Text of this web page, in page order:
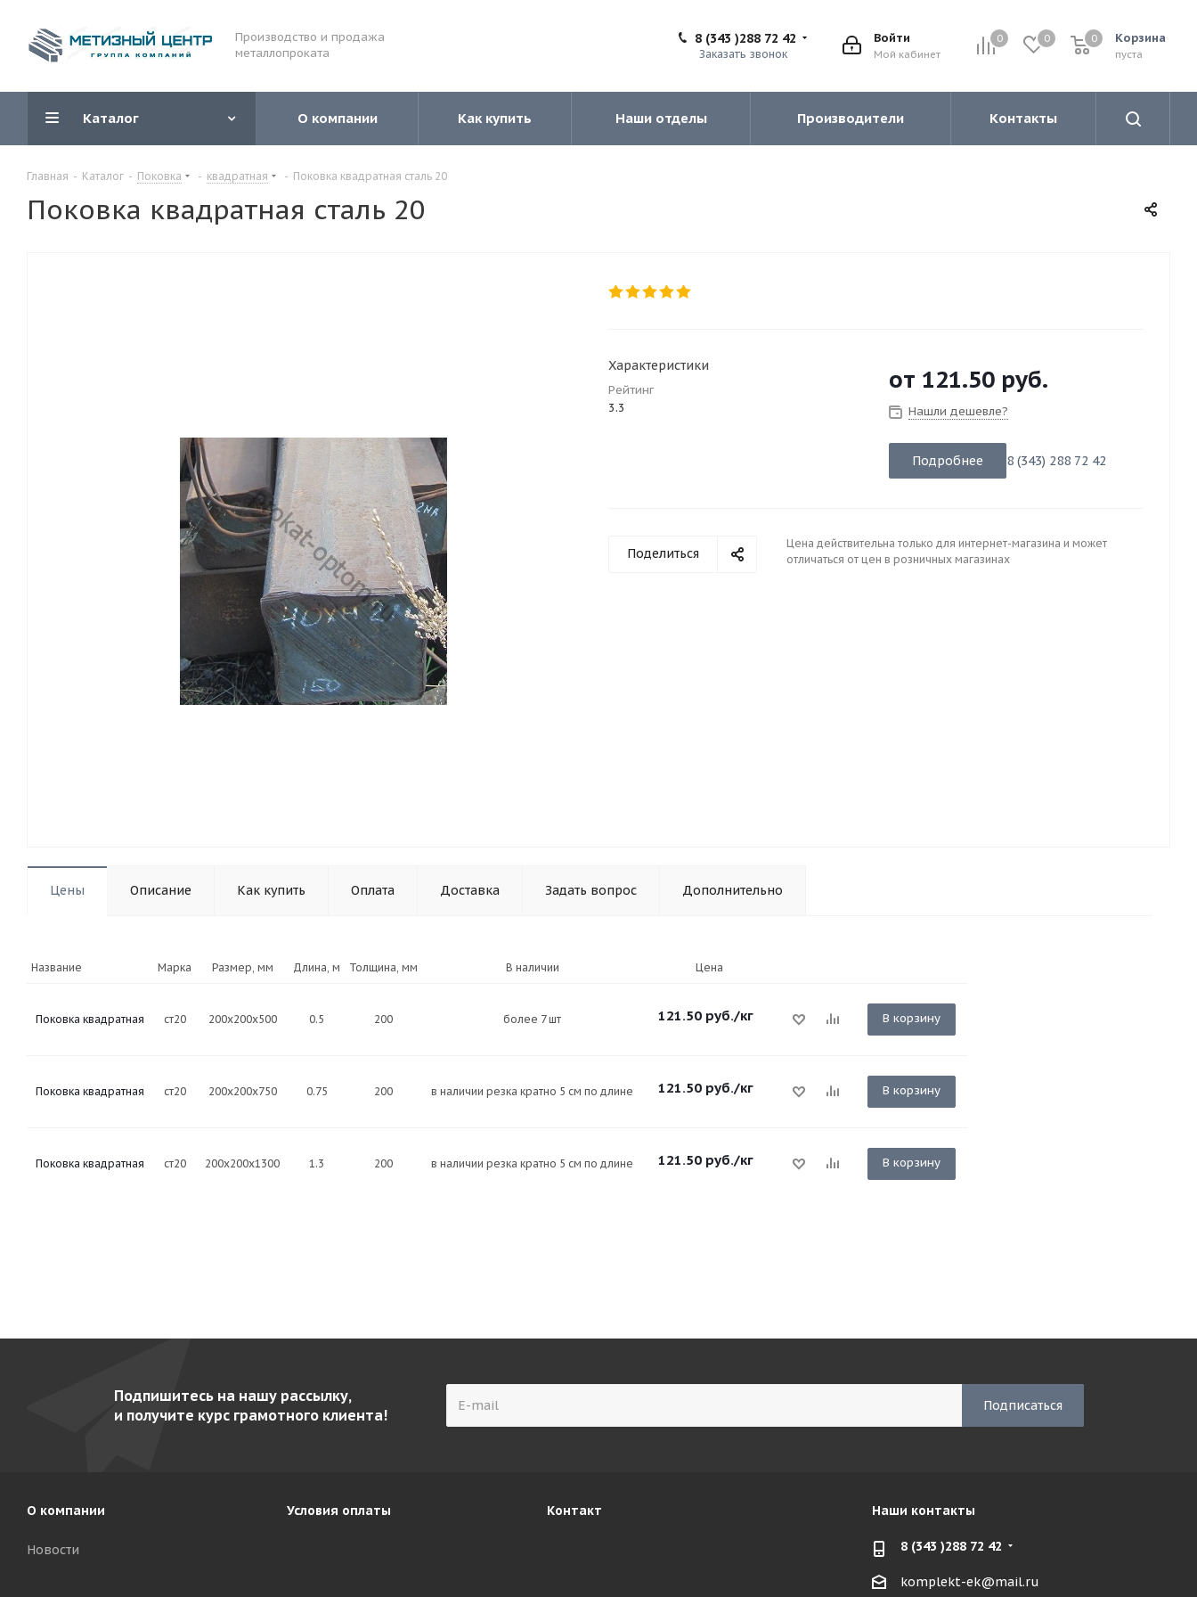
Производство и продажа
металлопроката
0 0 Корзина
0
пуста
0
Войти
Мой кабинет
8 (343 )288 72 42
Заказать звонок
Каталог О компании Как купить Наши отделы Производители Контакты
Главная - Каталог - Поковка - квадратная - Поковка квадратная сталь 20
Поковка квадратная сталь 20
Характеристики
Рейтинг
3.3
от 121.50 руб.
Нашли дешевле?
Подробнее 8 (343) 288 72 42
Поделиться
Цена действительна только для интернет-магазина и может
отличаться от цен в розничных магазинах
Цены Описание Как купить Оплата Доставка Задать вопрос Дополнительно
Название Марка Размер, мм Длина, м Толщина, мм В наличии Цена
Поковка квадратная ст20 200x200x500 0.5 200 более 7 шт 121.50 руб./кг В корзину
Поковка квадратная ст20 200x200x750 0.75 200 в наличии резка кратно 5 см по длине 121.50 руб./кг В корзину
Поковка квадратная ст20 200x200x1300 1.3 200 в наличии резка кратно 5 см по длине 121.50 руб./кг В корзину
Подпишитесь на нашу рассылку,
и получите курс грамотного клиента!
О компании
Новости
Условия оплаты Контакт Наши контакты
8 (343 )288 72 42
komplekt-ek@mail.ru